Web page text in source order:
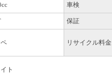
車検
保証
リサイクル料金
ト